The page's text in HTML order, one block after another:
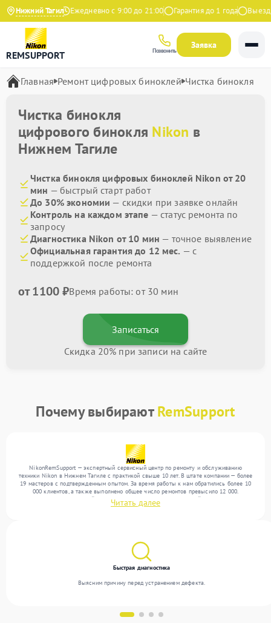
Нижний Тагил
4.9 на Яндекс Ежедневно с 9:00 до 21:00 Гарантия до 1 года Выезд
REMSUPPORT Позвонить
Заявка
Главная Ремонт цифровых биноклей Чистка бинокля
Чистка бинокля
цифрового бинокля Nikon в
Нижнем Тагиле
Чистка бинокля цифровых биноклей Nikon от 20
мин — быстрый старт работ
До 30% экономии — скидки при заявке онлайн
Контроль на каждом этапе — статус ремонта по
запросу
Диагностика Nikon от 10 мин — точное выявление
Официальная гарантия до 12 мес. — с
поддержкой после ремонта
от 1100 ₽Время работы: от 30 мин
Записаться
Скидка 20% при записи на сайте
Почему выбираютRemSupport
NikonRemSupport — экспертный сервисный центр по ремонту и обслуживанию
техники Nikon в Нижнем Тагиле с практикой свыше 10 лет. В штате компании — более
19 мастеров с подтвержденным опытом. За время работы к нам обратились более 10
000 клиентов, а также выполнено общее число ремонтов превысило 12 000.
Ежемесячно в сервисный центр поступает более 300 обращений, включая , , . Мы
работаем с широким спектром неисправностей и обеспечиваем надежный результат
Читать далее
Быстрая диагностика
Выясним причину перед устранением дефекта.